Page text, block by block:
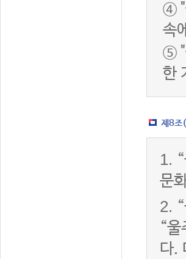
④ "
속
⑤ "
한
제8조
1.
문
2.
“
다.